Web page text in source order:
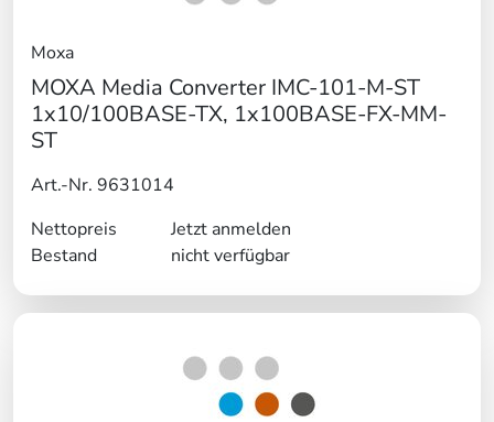
Moxa
MOXA Media Converter IMC-101-M-ST
1x10/100BASE-TX, 1x100BASE-FX-MM-
ST
Art.-Nr. 9631014
Nettopreis
Jetzt anmelden
Bestand
nicht verfügbar